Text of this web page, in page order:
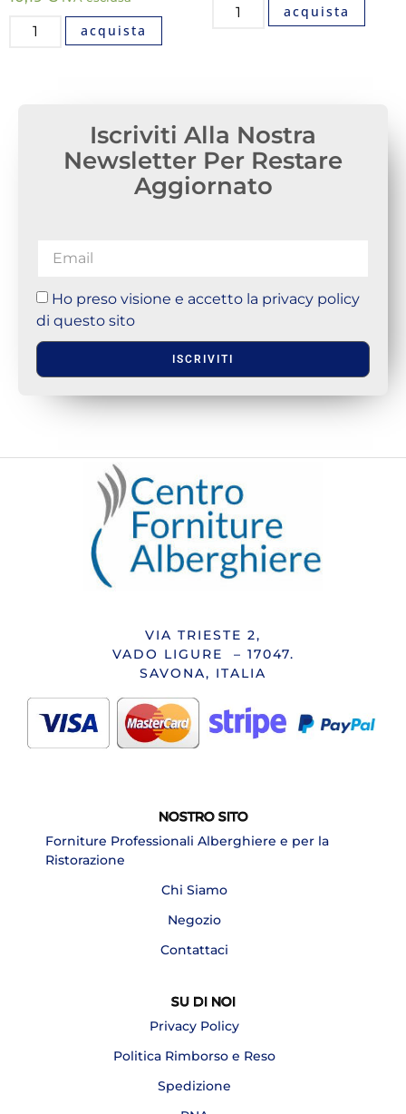
acquista
acquista
Iscriviti Alla Nostra
Newsletter Per Restare
Aggiornato
Ho preso visione e accetto la privacy policy
di questo sito
ISCRIVITI
VIA TRIESTE 2,
VADO LIGURE – 17047.
SAVONA, ITALIA
NOSTRO SITO
Forniture Professionali Alberghiere e per la
Ristorazione
Chi Siamo
Negozio
Contattaci
SU DI NOI
Privacy Policy
Politica Rimborso e Reso
Spedizione